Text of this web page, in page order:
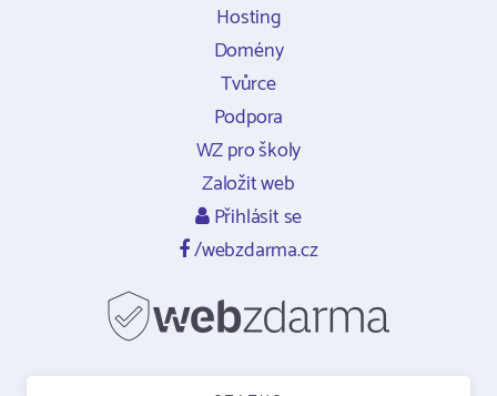
Hosting
Domény
Tvůrce
Podpora
WZ pro školy
Založit web
Přihlásit se
/webzdarma.cz